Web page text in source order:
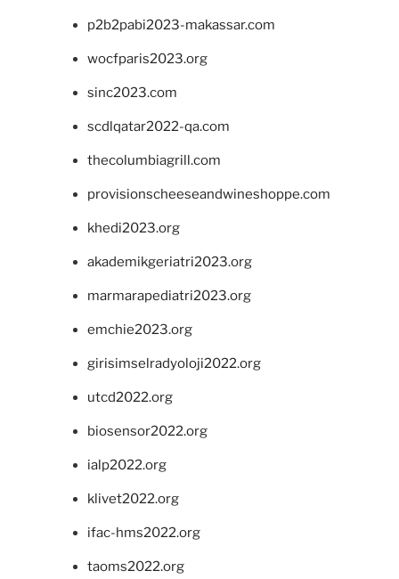
p2b2pabi2023-makassar.com
wocfparis2023.org
sinc2023.com
scdlqatar2022-qa.com
thecolumbiagrill.com
provisionscheeseandwineshoppe.com
khedi2023.org
akademikgeriatri2023.org
marmarapediatri2023.org
emchie2023.org
girisimselradyoloji2022.org
utcd2022.org
biosensor2022.org
ialp2022.org
klivet2022.org
ifac-hms2022.org
taoms2022.org